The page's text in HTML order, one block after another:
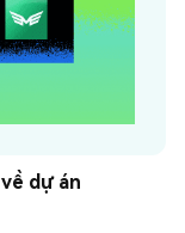
dự án